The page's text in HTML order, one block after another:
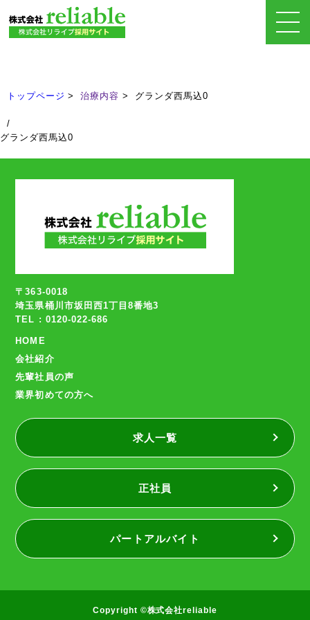
Treatment
トップページ 治療内容 グランダ西馬込0
/
グランダ西馬込0
〒363-0018
埼玉県桶川市坂田西1丁目8番地3
TEL : 0120-022-686
HOME
会社紹介
先輩社員の声
業界初めての方へ
求人一覧
正社員
パートアルバイト
Copyright ©株式会社reliable